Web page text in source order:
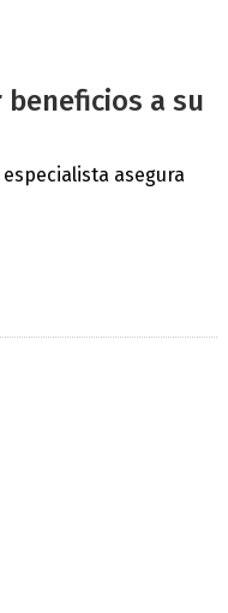
a su
asegura